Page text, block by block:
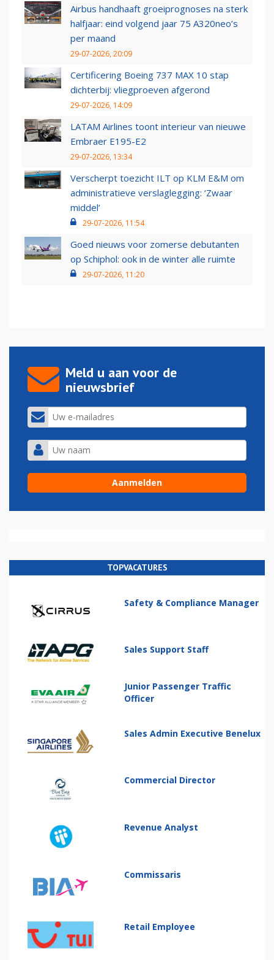
Airbus handhaaft groeiprognoses na sterk
halfjaar: eind volgend jaar 75 A320neo’s
per maand
29-07-2026, 20:09
Certificering Boeing 737 MAX 10 stap
dichterbij: vliegproeven afgerond
29-07-2026, 14:09
LATAM Airlines toont interieur van nieuwe
Embraer E195-E2
29-07-2026, 13:34
Verscherpt toezicht ILT op KLM E&M om
administratieve verslaglegging: ‘Zwaar
middel’
29-07-2026, 11:54
Goed nieuws voor zomerse debutanten
op Schiphol: ook in de winter alle ruimte
29-07-2026, 11:20
Meld u aan voor de
nieuwsbrief
TOPVACATURES
Safety & Compliance Manager
Sales Support Staff
Junior Passenger Traffic
Officer
Sales Admin Executive Benelux
Commercial Director
Revenue Analyst
Commissaris
Retail Employee